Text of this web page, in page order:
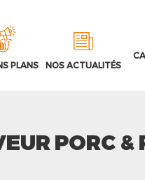
PLANS NOS ACTUALITÉS
PORC &